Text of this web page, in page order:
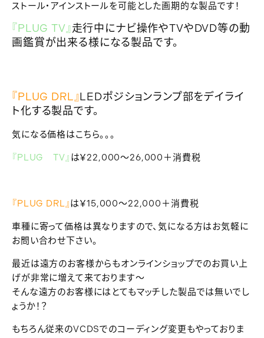
ストール・アインストールを可能とした画期的な製品です！
『PLUG TV』走行中にナビ操作やTVやDVD等の動
画鑑賞が出来る様になる製品です。
『PLUG DRL』LEDポジションランプ部をデイライ
ト化する製品です。
気になる価格はこちら。。。
『PLUG TV』 は￥22,000～26,000＋消費税
『PLUG DRL』は￥15,000～22,000＋消費税
車種に寄って価格は異なりますので、気になる方はお気軽に
お問い合わせ下さい。
最近は遠方のお客様からもオンラインショップでのお買い上
げが非常に増えて来ております～
そんな遠方のお客様にはとてもマッチした製品では無いでし
ょうか！？
もちろん従来のVCDSでのコーディング変更もやっておりま